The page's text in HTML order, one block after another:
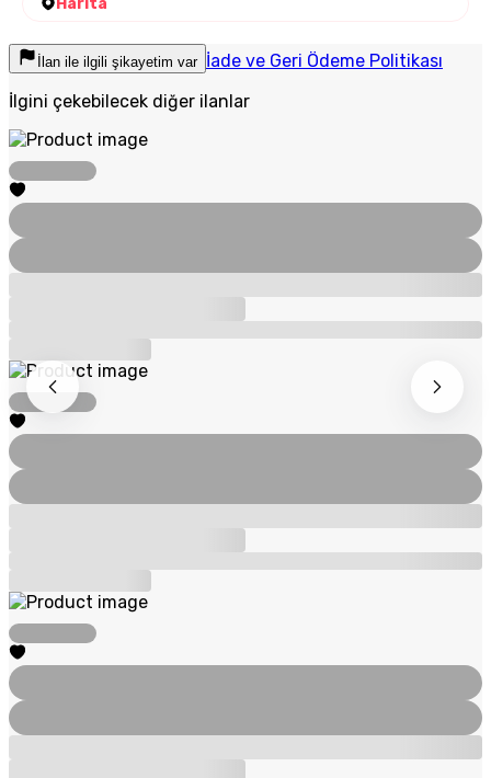
İlan ile ilgili şikayetim var İade ve Geri Ödeme Politikası
İlgini çekebilecek diğer ilanlar